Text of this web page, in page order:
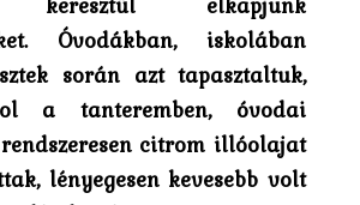
Óvodákban, iskolában
során azt tapasztaltuk,
a tanteremben, óvodai
citrom illóolajat
lényegesen kevesebb volt